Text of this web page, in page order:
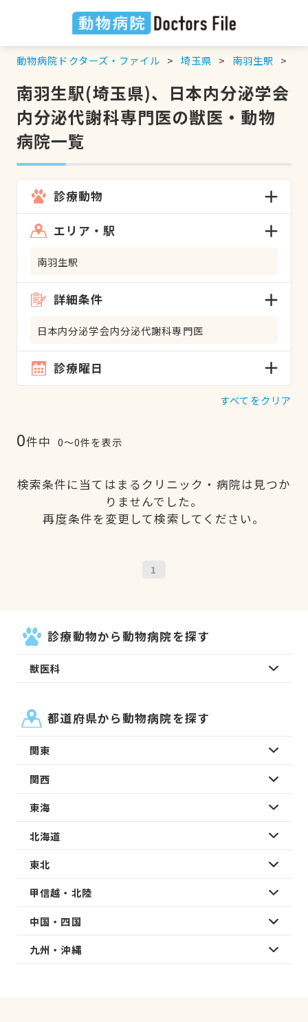
動物病院ドクターズ・ファイル 埼玉県 南羽生駅
南羽生駅(埼玉県)、日本内分泌学会
内分泌代謝科専門医の獣医・動物
病院一覧
診療動物
エリア・駅
南羽生駅
詳細条件
日本内分泌学会内分泌代謝科専門医
診療曜日
すべてをクリア
0件中 0〜0件を表示
検索条件に当てはまるクリニック・病院は見つか
りませんでした。
再度条件を変更して検索してください。
1
診療動物から動物病院を探す
獣医科
都道府県から動物病院を探す
関東
関西
東海
北海道
東北
甲信越・北陸
中国・四国
九州・沖縄